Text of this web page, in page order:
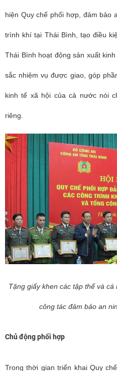
hiện Quy chế phối hợp, đảm bảo
trình khí tại Thái Bình, tạo điều
Thái Bình hoạt động sản xuất
sắc nhiệm vụ được giao, góp
kinh tế xã hội của cả nước nói
riêng.
Tặng giấy khen các tập thể và
công tác đảm bảo an
Chủ động phối hợp
Trong thời gian triển khai Quy